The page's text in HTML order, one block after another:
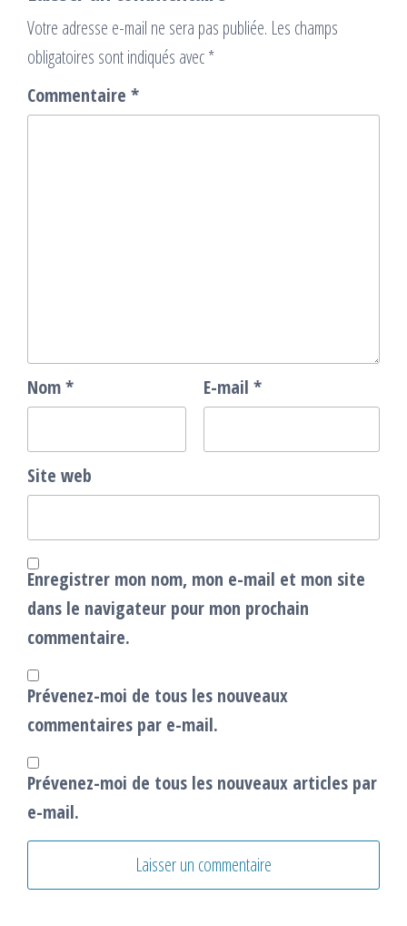
Votre adresse e-mail ne sera pas publiée. Les champs
obligatoires sont indiqués avec*
Commentaire *
Nom* E-mail *
Site web
Enregistrer mon nom, mon e-mail et mon site
dans le navigateur pour mon prochain
commentaire.
Prévenez-moi de tous les nouveaux
commentaires par e-mail.
Prévenez-moi de tous les nouveaux articles par
e-mail.